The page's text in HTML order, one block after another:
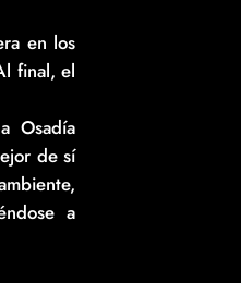
en los
final, el
Osadía
de sí
a